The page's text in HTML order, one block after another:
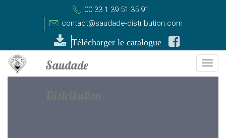
00 33 1 39 51 35 91
contact@saudade-distribution.com
Télécharger le catalogue